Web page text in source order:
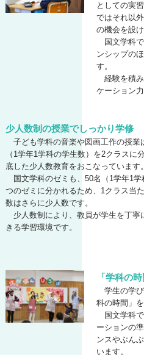
としての実
ではそれ以
の機会を設け
国文学科で
ンシップの
す。
経験を積み
ケーション
少人数制の授業でしっかり学修
子ども学科の音楽や図画工作の授業
（1学年1学科の学生数）を2クラスに
底した少人数教育をおこなっています。
国文学科のゼミも、50名（1学年1学
つのゼミに分かれるため、1クラス当
数はさらに少人数です。
少人数制により、教員が学生を丁寧
きる学習環境です。
「学科の
学生の学び
科の時間」
国文学科で
ーションの
ンスやぶん
います。